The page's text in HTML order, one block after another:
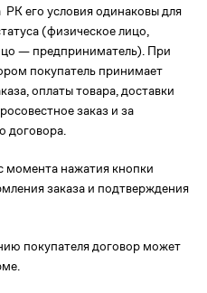
его условия одинаковы для
(физическое лицо,
— предприниматель). При
покупатель принимает
оплаты товара, доставки
заказ и за
договора.
момента нажатия кнопки
заказа и подтверждения
покупателя договор может